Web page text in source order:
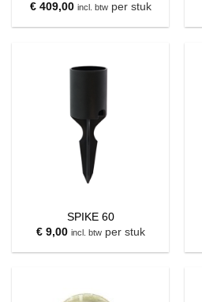
€409,00 incl. btwper stuk
SPIKE 60
€9,00 incl. btwper stuk